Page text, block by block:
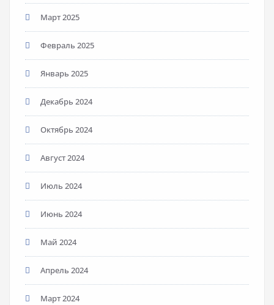
Март 2025
Февраль 2025
Январь 2025
Декабрь 2024
Октябрь 2024
Август 2024
Июль 2024
Июнь 2024
Май 2024
Апрель 2024
Март 2024